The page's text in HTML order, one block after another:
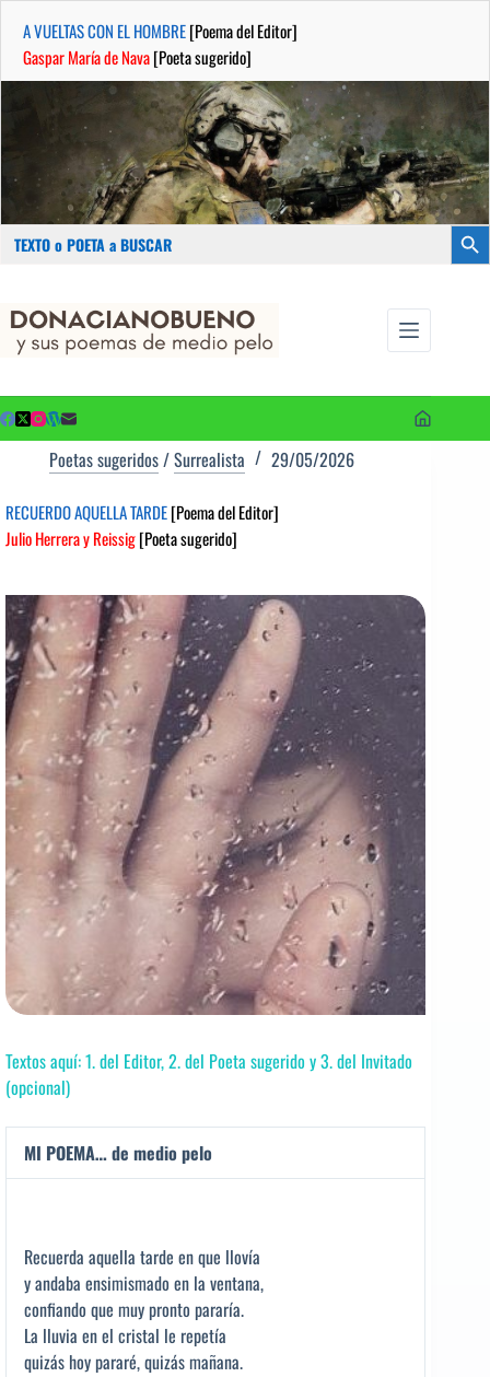
A VUELTAS CON EL HOMBRE[Poema del Editor]
Gaspar María de Nava[Poeta sugerido]
Buscar:
contenido
Poetas sugeridos/Surrealista 29/05/2026
RECUERDO AQUELLA TARDE[Poema del Editor]
Julio Herrera y Reissig[Poeta sugerido]
Textos aquí: 1. del Editor, 2. del Poeta sugerido y 3. del Invitado
(opcional)
MI POEMA… de medio pelo
Recuerda aquella tarde en que llovía
y andaba ensimismado en la ventana,
confiando que muy pronto pararía.
La lluvia en el cristal le repetía
quizás hoy pararé, quizás mañana.